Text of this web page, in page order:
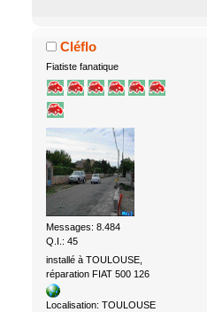
Cléflo
Fiatiste fanatique
Messages: 8.484
Q.I.: 45
installé à TOULOUSE,
réparation FIAT 500 126
Localisation: TOULOUSE